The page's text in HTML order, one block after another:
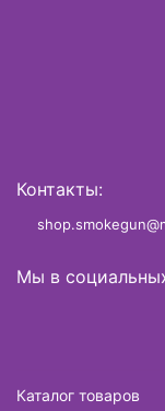
Контакты:
Мы в
Каталог товаров